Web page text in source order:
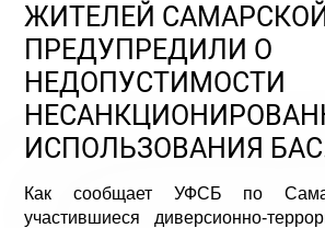
ЖИТЕЛЕЙ
ПРЕДУПРЕДИЛИ О
НЕДОПУСТИМОСТИ
ИСПОЛЬЗОВАНИЯ
Как сообщает УФСБ по
участившиеся диверсионно-